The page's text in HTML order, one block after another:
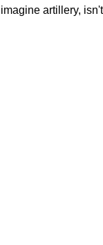
imagine artillery,